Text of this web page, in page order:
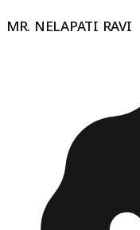
MR. NELAPATI RAVI